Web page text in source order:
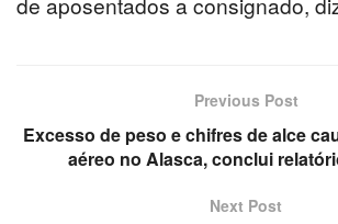
Previous Post
Excesso de peso e chifres de alce
aéreo no Alasca, conclui
Next Post